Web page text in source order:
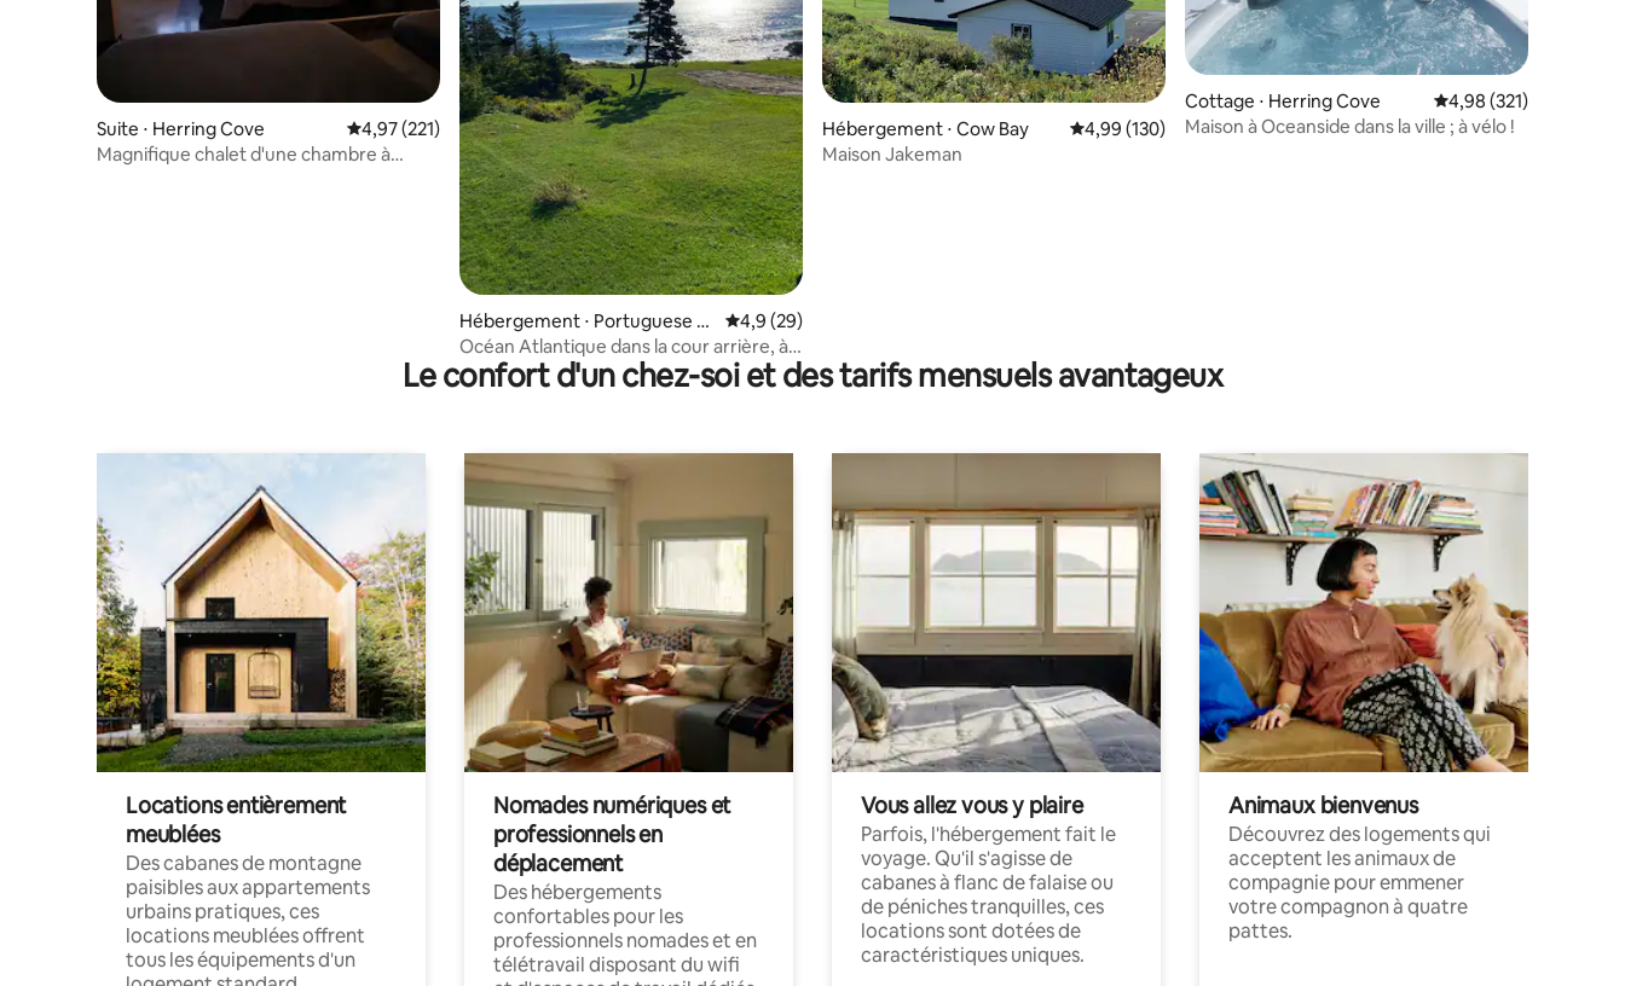
Suite ⋅ Herring Cove Évaluation moyenne sur la base de 221 commentaires : 4,97 sur 5
4,97 (221)
Magnifique chalet d'une chambre à
Hébergement ⋅ Portuguese C
ove
Évaluation moyenne sur la base de 29 commentaires : 4,9 sur 5
4,9 (29)
Océan Atlantique dans la cour arrière, à
20 minutes d'Halifax !
Hébergement ⋅ Cow Bay Évaluation moyenne sur la base de 130 commentaires : 4,99 sur 5
4,99 (130)
Maison Jakeman
Cottage ⋅ Herring Cove Évaluation moyenne
4,98 (321)
Maison à Oceanside dans la ville ; à vélo !
Le confort d'un chez-soi et des tarifs mensuels avantageux
Locations entièrement
meublées
Des cabanes de montagne
paisibles aux appartements
urbains pratiques, ces
locations meublées offrent
tous les équipements d'un
Nomades numériques et
professionnels en
déplacement
Des hébergements
confortables pour les
professionnels nomades et en
télétravail disposant du wifi
Vous allez vous y plaire
Parfois, l'hébergement fait le
voyage. Qu'il s'agisse de
cabanes à flanc de falaise ou
de péniches tranquilles, ces
locations sont dotées de
caractéristiques uniques.
Animaux bienvenus
Découvrez des logements qui
acceptent les animaux de
compagnie pour emmener
votre compagnon à quatre
pattes.